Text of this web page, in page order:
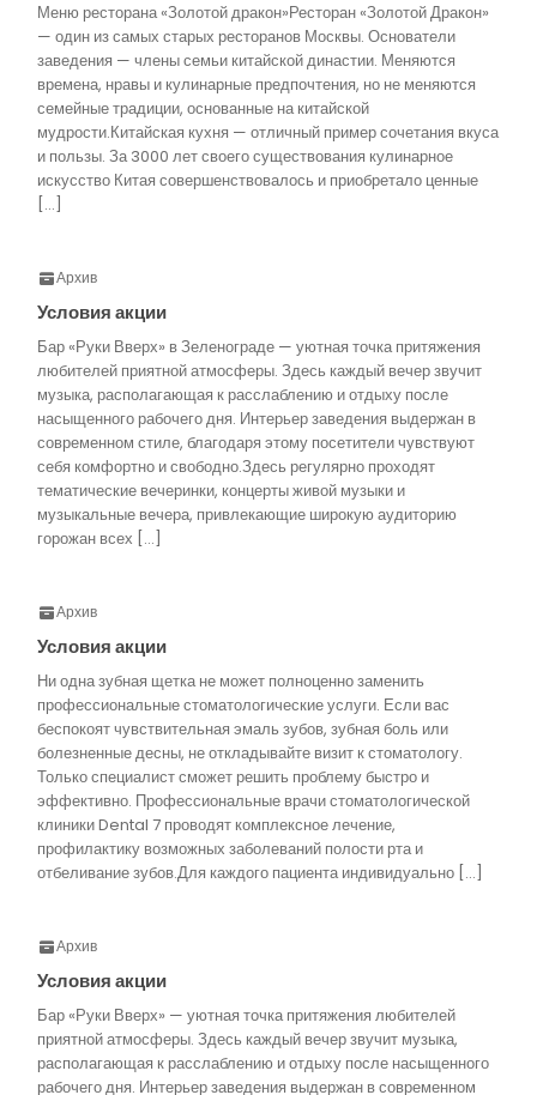
Меню ресторана «Золотой дракон»Ресторан «Золотой Дракон»
— один из самых старых ресторанов Москвы. Основатели
заведения — члены семьи китайской династии. Меняются
времена, нравы и кулинарные предпочтения, но не меняются
семейные традиции, основанные на китайской
мудрости.Китайская кухня — отличный пример сочетания вкуса
и пользы. За 3000 лет своего существования кулинарное
искусство Китая совершенствовалось и приобретало ценные
[…]
Архив
Условия акции
Бар «Руки Вверх» в Зеленограде — уютная точка притяжения
любителей приятной атмосферы. Здесь каждый вечер звучит
музыка, располагающая к расслаблению и отдыху после
насыщенного рабочего дня. Интерьер заведения выдержан в
современном стиле, благодаря этому посетители чувствуют
себя комфортно и свободно.Здесь регулярно проходят
тематические вечеринки, концерты живой музыки и
музыкальные вечера, привлекающие широкую аудиторию
горожан всех […]
Архив
Условия акции
Ни одна зубная щетка не может полноценно заменить
профессиональные стоматологические услуги. Если вас
беспокоят чувствительная эмаль зубов, зубная боль или
болезненные десны, не откладывайте визит к стоматологу.
Только специалист сможет решить проблему быстро и
эффективно. Профессиональные врачи стоматологической
клиники Dental 7 проводят комплексное лечение,
профилактику возможных заболеваний полости рта и
отбеливание зубов.Для каждого пациента индивидуально […]
Архив
Условия акции
Бар «Руки Вверх» — уютная точка притяжения любителей
приятной атмосферы. Здесь каждый вечер звучит музыка,
располагающая к расслаблению и отдыху после насыщенного
рабочего дня. Интерьер заведения выдержан в современном